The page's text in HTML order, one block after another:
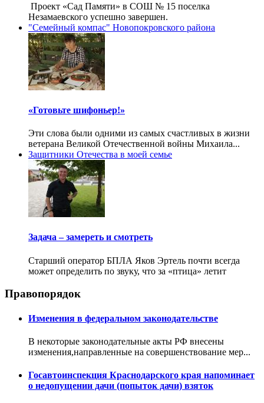
Проект «Сад Памяти» в СОШ № 15 поселка
Незамаевского успешно завершен.
"Семейный компас" Новопокровского района
«Готовьте шифоньер!»
Эти слова были одними из самых счастливых в жизни
ветерана Великой Отечественной войны Михаила...
Защитники Отечества в моей семье
Задача – замереть и смотреть
Старший оператор БПЛА Яков Эртель почти всегда
может определить по звуку, что за «птица» летит
Правопорядок
Изменения в федеральном законодательстве
В некоторые законодательные акты РФ внесены
изменения,направленные на совершенствование мер...
Госавтоинспекция Краснодарского края напоминает
о недопущении дачи (попыток дачи) взяток